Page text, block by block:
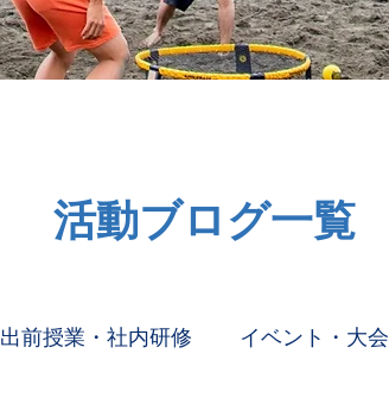
​活動ブログ一覧
出前授業・社内研修 イベント・大会